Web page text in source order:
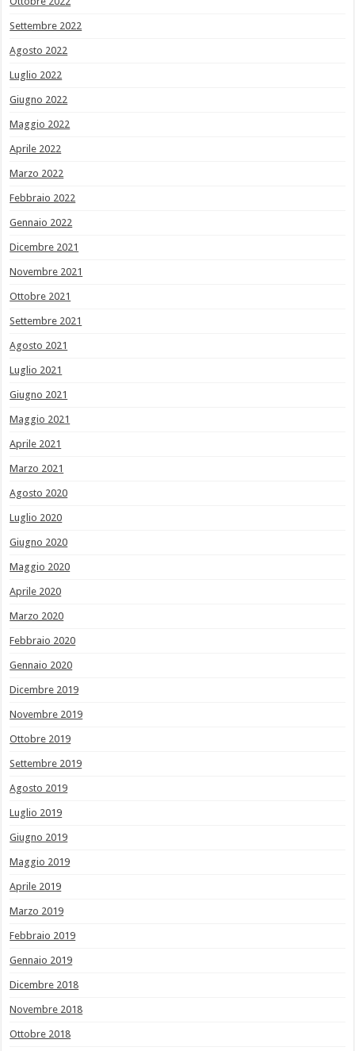
Settembre 2022
Agosto 2022
Luglio 2022
Giugno 2022
Maggio 2022
Aprile 2022
Marzo 2022
Febbraio 2022
Gennaio 2022
Dicembre 2021
Novembre 2021
Ottobre 2021
Settembre 2021
Agosto 2021
Luglio 2021
Giugno 2021
Maggio 2021
Aprile 2021
Marzo 2021
Agosto 2020
Luglio 2020
Giugno 2020
Maggio 2020
Aprile 2020
Marzo 2020
Febbraio 2020
Gennaio 2020
Dicembre 2019
Novembre 2019
Ottobre 2019
Settembre 2019
Agosto 2019
Luglio 2019
Giugno 2019
Maggio 2019
Aprile 2019
Marzo 2019
Febbraio 2019
Gennaio 2019
Dicembre 2018
Novembre 2018
Ottobre 2018